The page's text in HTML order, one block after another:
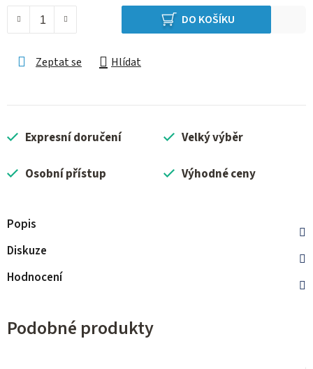
DO KOŠÍKU
Zeptat se Hlídat
Expresní doručení Velký výběr
Osobní přístup Výhodné ceny
Popis
Diskuze
Hodnocení
Podobné produkty